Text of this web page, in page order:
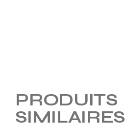
PRODUITS
SIMILAIRES